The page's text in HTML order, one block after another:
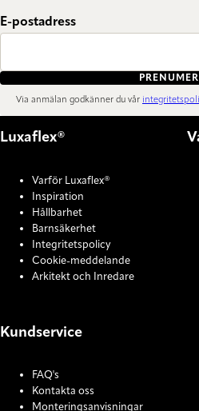
E-postadress
Via anmälan godkänner du vår
Luxaflex®
Varför Luxaflex®
Inspiration
Hållbarhet
Barnsäkerhet
Integritetspolicy
Cookie-meddelande
Arkitekt och Inredare
Kundservice
FAQ's
Kontakta oss
Monteringsanvisningar